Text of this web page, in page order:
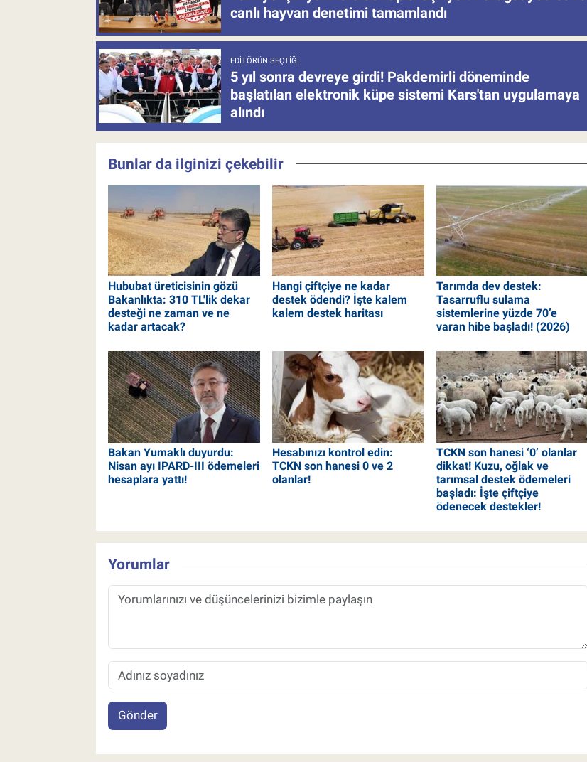
canlı hayvan denetimi tamamlandı
EDITÖRÜN SEÇTIĞI
5 yıl sonra devreye girdi! Pakdemirli döneminde
başlatılan elektronik küpe sistemi Kars'tan uygulamaya
alındı
Bunlar da ilginizi çekebilir
Hububat üreticisinin gözü
Bakanlıkta: 310 TL'lik dekar
desteği ne zaman ve ne
kadar artacak?
Hangi çiftçiye ne kadar
destek ödendi? İşte kalem
kalem destek haritası
Tarımda dev destek:
Tasarruflu sulama
sistemlerine yüzde 70’e
varan hibe başladı! (2026)
Bakan Yumaklı duyurdu:
Nisan ayı IPARD-III ödemeleri
hesaplara yattı!
Hesabınızı kontrol edin:
TCKN son hanesi 0 ve 2
olanlar!
TCKN son hanesi ‘0’ olanlar
dikkat! Kuzu, oğlak ve
tarımsal destek ödemeleri
başladı: İşte çiftçiye
ödenecek destekler!
Yorumlar
Gönder